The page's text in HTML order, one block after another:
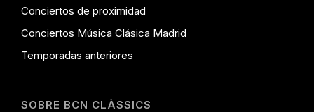
Conciertos de proximidad
Conciertos Música Clásica Madrid
Temporadas anteriores
SOBRE BCN CLÀSSICS